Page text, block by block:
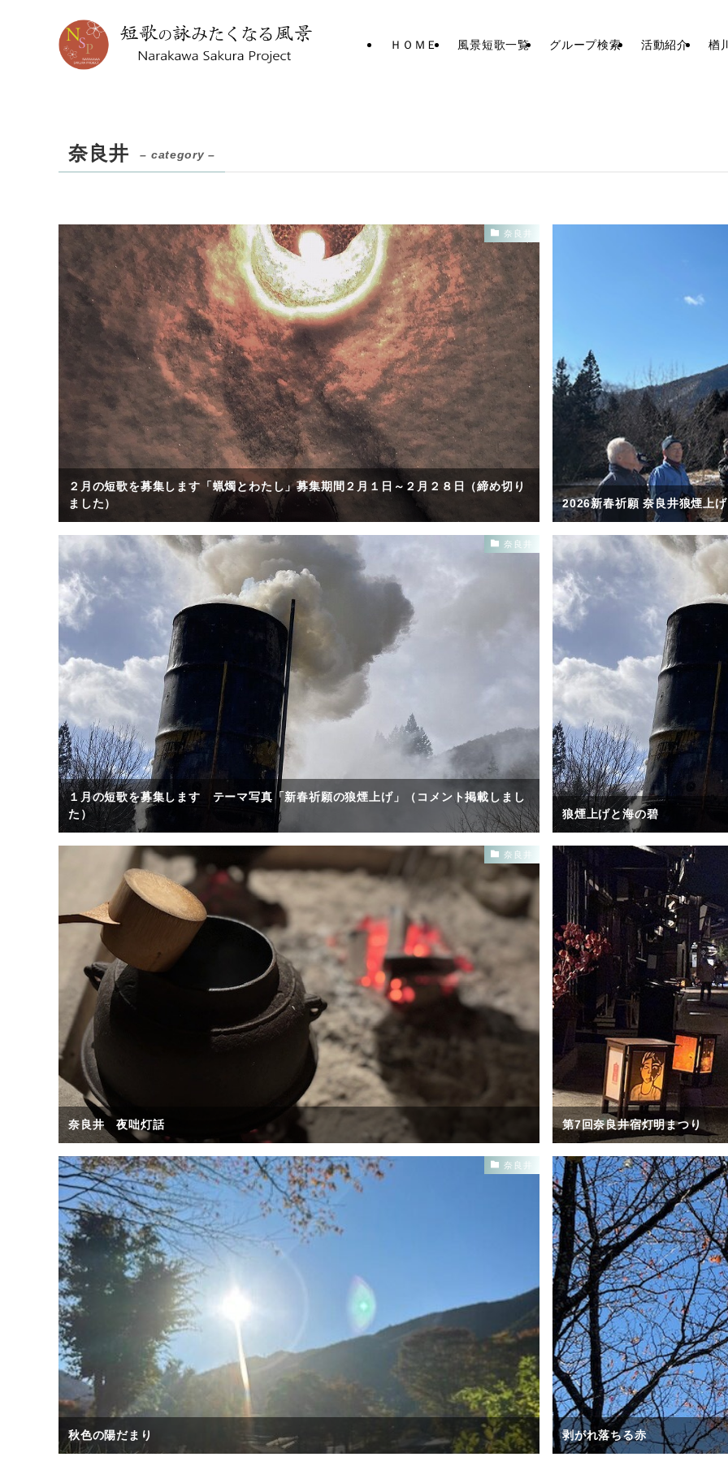
ＨＯＭＥ 風景短歌一覧 グループ検索 活動紹介 楢
奈良井 – category –
奈良井
２月の短歌を募集します「蝋燭とわたし」募集期間２月１日～２月２８日（締め切り
ました）
2026新春祈願 奈良井狼煙上げ
奈良井
１月の短歌を募集します テーマ写真「新春祈願の狼煙上げ」（コメント掲載しまし
た）
狼煙上げと海の碧
奈良井
奈良井 夜咄灯話 第7回奈良井宿灯明まつり
奈良井
秋色の陽だまり 剥がれ落ちる赤